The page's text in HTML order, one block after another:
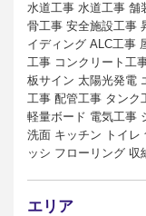
水道工事 水道工事 舗
骨工事 安全施設工事
イディング ALC工事
工事 コンクリート工
板サイン 太陽光発電
工事 配管工事 タンク
軽量ボード 電気工事
洗面 キッチン トイレ
ッシ フローリング
エリア